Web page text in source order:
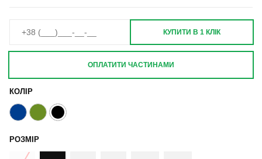
КОЛІР
РОЗМІР
КУПИТИ В 1 КЛІК
ОПЛАТИТИ ЧАСТИНАМИ